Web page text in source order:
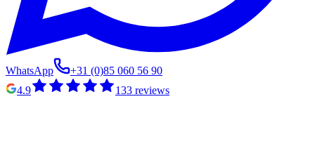
WhatsApp
+31 (0)85 060 56 90
4.9
133 reviews